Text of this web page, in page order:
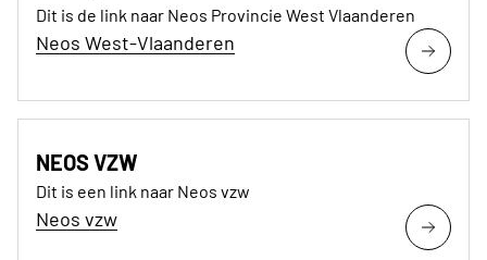
Dit is de link naar Neos Provincie West Vlaanderen
Neos West-Vlaanderen
NEOS VZW
Dit is een link naar Neos vzw
Neos vzw